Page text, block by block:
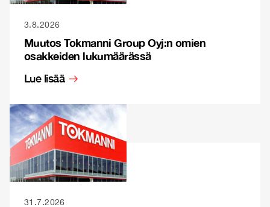
3.8.2026
Muutos Tokmanni Group Oyj:n omien
osakkeiden lukumäärässä
Lue lisää
31.7.2026